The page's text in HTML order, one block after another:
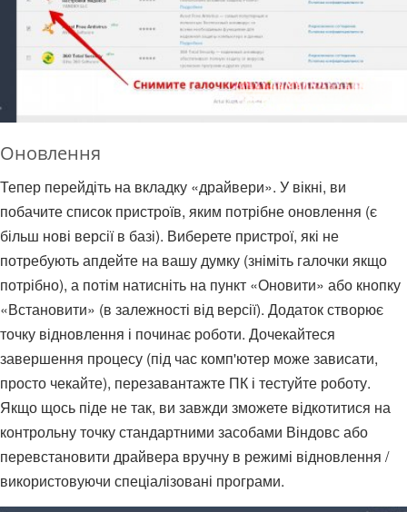
Оновлення
Тепер перейдіть на вкладку «драйвери». У вікні, ви
побачите список пристроїв, яким потрібне оновлення (є
більш нові версії в базі). Виберете пристрої, які не
потребують апдейте на вашу думку (зніміть галочки якщо
потрібно), а потім натисніть на пункт «Оновити» або кнопку
«Встановити» (в залежності від версії). Додаток створює
точку відновлення і починає роботи. Дочекайтеся
завершення процесу (під час комп'ютер може зависати,
просто чекайте), перезавантажте ПК і тестуйте роботу.
Якщо щось піде не так, ви завжди зможете відкотитися на
контрольну точку стандартними засобами Віндовс або
перевстановити драйвера вручну в режимі відновлення /
використовуючи спеціалізовані програми.